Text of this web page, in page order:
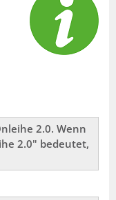
2.0. Wenn
2.0" bedeutet,